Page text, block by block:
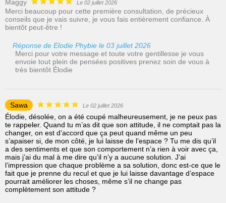
Maggy Le 02 juillet 2026
Merci beaucoup pour cette première consultation, de précieux
conseils que je vais suivre, je vous fais entièrement confiance. À
bientôt peut-être !
Réponse de Elodie Phybie le 03 juillet 2026
Merci pour votre message et toute votre gentillesse je vous
envoie tout plein de pensées positives prenez soin de vous à
très bientôt Élodie
Sawa Le 02 juillet 2026
Élodie, désolée, on a été coupé malheureusement, je ne peux pas
te rappeler. Quand tu m’as dit que son attitude, il ne comptait pas la
changer, on est d’accord que ça peut quand même un peu
s’apaiser si, de mon côté, je lui laisse de l’espace ? Tu me dis qu’il
a des sentiments et que son comportement n’a rien à voir avec ça,
mais j’ai du mal à me dire qu’il n’y a aucune solution. J’ai
l’impression que chaque problème a sa solution, donc est-ce que le
fait que je prenne du recul et que je lui laisse davantage d’espace
pourrait améliorer les choses, même s’il ne change pas
complètement son attitude ?